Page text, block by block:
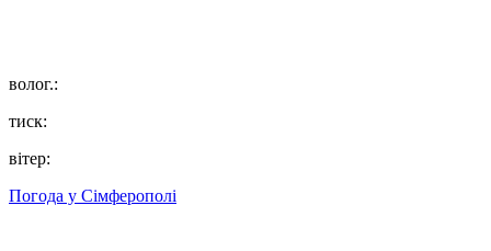
волог.:
тиск:
вітер:
Погода у Сімферополі